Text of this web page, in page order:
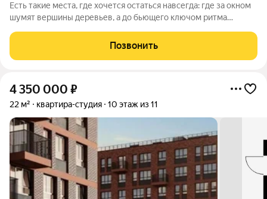
Есть такие места, где хочется остаться навсегда: где за окном
шумят вершины деревьев, а до бьющего ключом ритма
вас квартал "Новое Колпино" в зеленом районе
Петербурга.Здесь можно проводить
Позвонить
4 350 000 ₽
22 м² квартира-студия 10 этаж из 11